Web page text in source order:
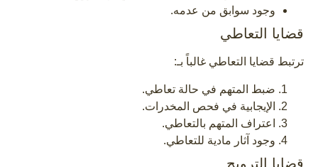
وجود سوابق من عدمه.
قضايا التعاطي
ترتبط قضايا التعاطي غالباً بـ:
ضبط المتهم في حالة تعاطي.
الإيجابية في فحص المخدرات.
اعتراف المتهم بالتعاطي.
وجود آثار مادية للتعاطي.
قضايا الترويج